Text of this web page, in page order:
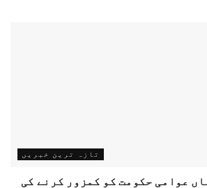
تازہ ترین خبریں
عوامی حکومت کو کمزور کرنے کی